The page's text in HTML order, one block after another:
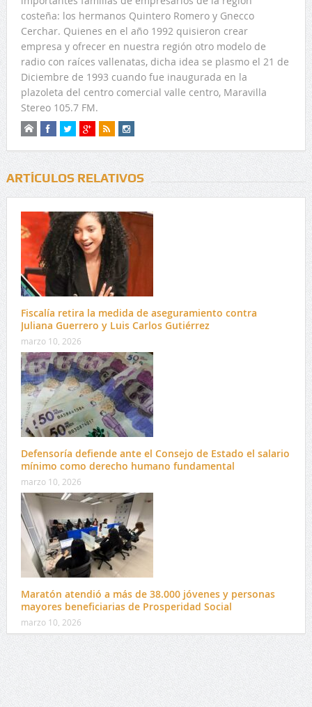
costeña: los hermanos Quintero Romero y Gnecco
Cerchar. Quienes en el año 1992 quisieron crear
empresa y ofrecer en nuestra región otro modelo de
radio con raíces vallenatas, dicha idea se plasmo el 21 de
Diciembre de 1993 cuando fue inaugurada en la
plazoleta del centro comercial valle centro, Maravilla
Stereo 105.7 FM.
ARTÍCULOS RELATIVOS
Fiscalía retira la medida de aseguramiento contra
Juliana Guerrero y Luis Carlos Gutiérrez
marzo 10, 2026
Defensoría defiende ante el Consejo de Estado el salario
mínimo como derecho humano fundamental
marzo 10, 2026
Maratón atendió a más de 38.000 jóvenes y personas
mayores beneficiarias de Prosperidad Social
marzo 10, 2026